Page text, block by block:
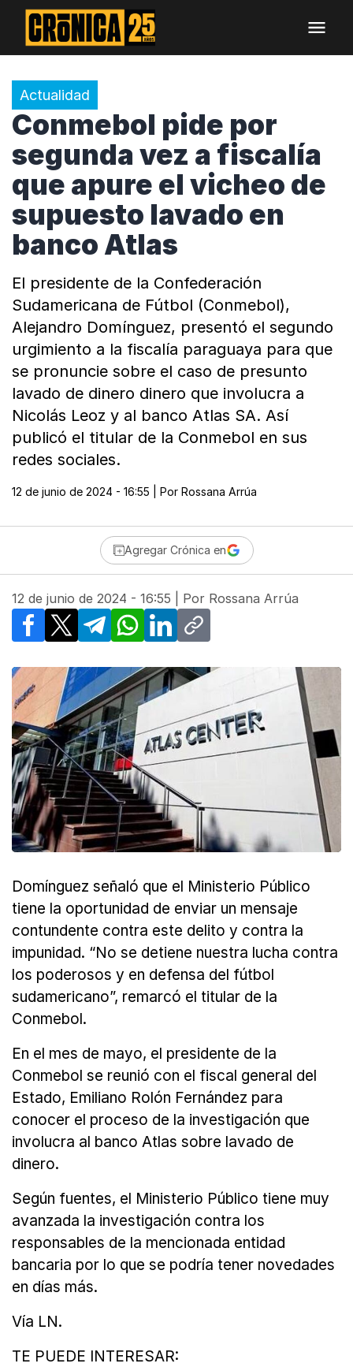
Actualidad
Conmebol pide por
segunda vez a fiscalía
que apure el vicheo de
supuesto lavado en
banco Atlas
El presidente de la Confederación
Sudamericana de Fútbol (Conmebol),
Alejandro Domínguez, presentó el segundo
urgimiento a la fiscalía paraguaya para que
se pronuncie sobre el caso de presunto
lavado de dinero dinero que involucra a
Nicolás Leoz y al banco Atlas SA. Así
publicó el titular de la Conmebol en sus
redes sociales.
12 de junio de 2024 - 16:55 | Por Rossana Arrúa
Agregar Crónica en
12 de junio de 2024 - 16:55 | Por Rossana Arrúa
Facebook
X TelegramWhatsApp
LinkedInCopy link
Domínguez señaló que el Ministerio Público
tiene la oportunidad de enviar un mensaje
contundente contra este delito y contra la
impunidad. “No se detiene nuestra lucha contra
los poderosos y en defensa del fútbol
sudamericano”, remarcó el titular de la
Conmebol.
En el mes de mayo, el presidente de la
Conmebol se reunió con el fiscal general del
Estado, Emiliano Rolón Fernández para
conocer el proceso de la investigación que
involucra al banco Atlas sobre lavado de
dinero.
Según fuentes, el Ministerio Público tiene muy
avanzada la investigación contra los
responsables de la mencionada entidad
bancaria por lo que se podría tener novedades
en días más.
Vía LN.
TE PUEDE INTERESAR: